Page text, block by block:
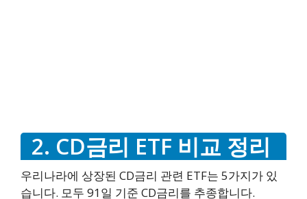
2. CD금리 ETF 비교 정리
우리나라에 상장된 CD금리 관련 ETF는 5가지가 있
습니다. 모두 91일 기준 CD금리를 추종합니다.